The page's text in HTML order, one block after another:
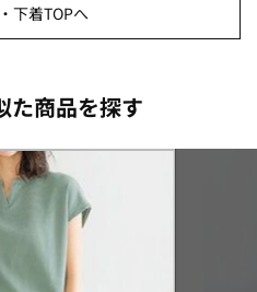
下着TOPへ
た商品を探す